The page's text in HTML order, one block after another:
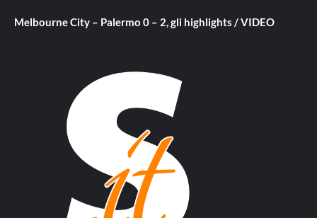
Melbourne City – Palermo 0 – 2, gli highlights / VIDEO